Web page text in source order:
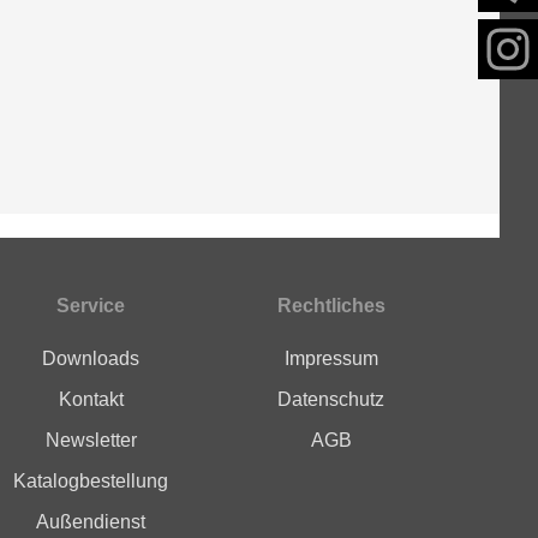
Service
Downloads
Kontakt
Newsletter
Katalogbestellung
Außendienst
Rechtliches
Impressum
Datenschutz
AGB